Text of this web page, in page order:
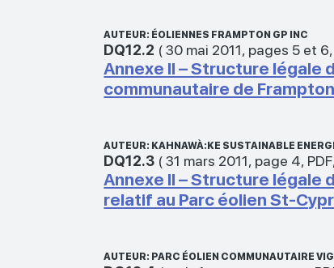
AUTEUR: ÉOLIENNES FRAMPTON GP INC
DQ12.2 (30 mai 2011, pages 5 et 6,
Annexe II – Structure légale
communautaire de Frampton
AUTEUR: KAHNAWÀ:KE SUSTAINABLE
DQ12.3 (31 mars 2011, page 4, PDF,
Annexe II – Structure légale
relatif au Parc éolien St-
AUTEUR: PARC ÉOLIEN COMMUNAUTAIRE